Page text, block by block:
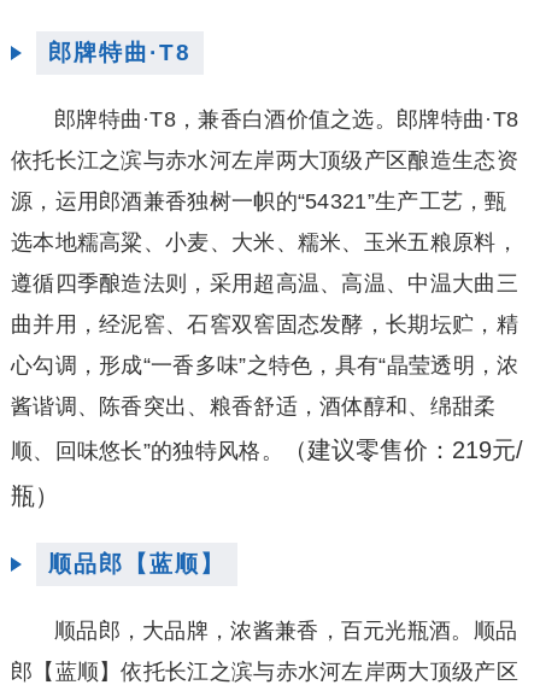
郎牌特曲·T8
郎牌特曲·T8，兼香白酒价值之选。郎牌特曲·T8
依托长江之滨与赤水河左岸两大顶级产区酿造生态资
源，运用郎酒兼香独树一帜的“54321”生产工艺，甄
选本地糯高粱、小麦、大米、糯米、玉米五粮原料，
遵循四季酿造法则，采用超高温、高温、中温大曲三
曲并用，经泥窖、石窖双窖固态发酵，长期坛贮，精
心勾调，形成“一香多味”之特色，具有“晶莹透明，浓
酱谐调、陈香突出、粮香舒适，酒体醇和、绵甜柔
顺、回味悠长”的独特风格。
（建议零售价：219元/
瓶）
顺品郎【蓝顺】
顺品郎，大品牌，浓酱兼香，百元光瓶酒。顺品
郎【蓝顺】依托长江之滨与赤水河左岸两大顶级产区